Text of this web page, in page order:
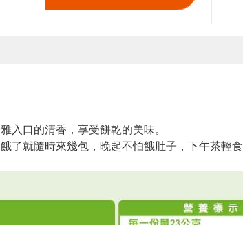
入口的清香，享受餅乾的美味。
了就隨時來幾包，晚起不怕餓肚子，下午茶輕